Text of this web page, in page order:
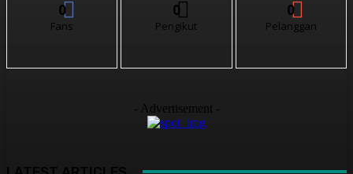
0
Fans
0
Pengikut
0
Pelanggan
- Advertisement -